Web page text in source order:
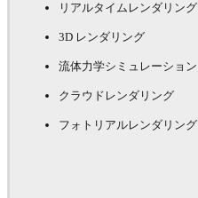
リアルタイムレンダリング
3D レンダリング
流体力学シミュレーション
クラウドレンダリング
フォトリアルレンダリング